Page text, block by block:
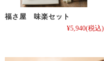
福さ屋 味楽セット
¥5,940(税込)